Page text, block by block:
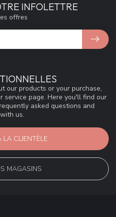
our products or your purchase,
service page. Here you'll find our
asked questions and
us.
LA CLIENTÈLE
MAGASINS
INFOLETTRE
offres